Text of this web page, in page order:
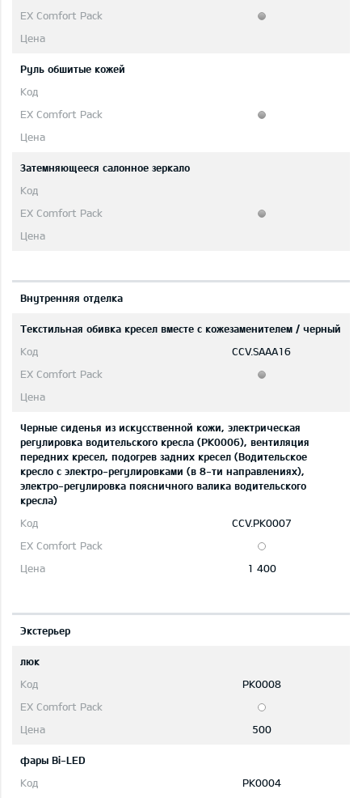
Руль обшитые кожей
Затемняющееся салонное зеркало
Bнутренняя отделка
Текстильная обивка кресел вместе с кожезаменителем / черный
CCV.SAAA16
Черные сиденья из искусственной кожи, электрическая
регулировка водительского кресла (PK0006), вентиляция
передних кресел, подогрев задних кресел (Водительское
кресло с электро-регулировками (в 8-ти направлениях),
электро-регулировка поясничного валика водительского
кресла)
CCV.PK0007
1 400
Экстерьер
люк
PK0008
500
фары Bi-LED
PK0004